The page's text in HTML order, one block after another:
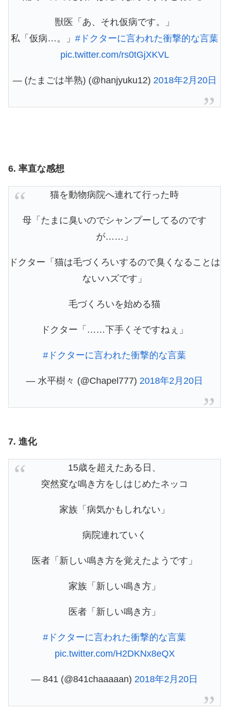
獣医「あ、それ仮病です。」
私「仮病…。」 #ドクターに言われた衝撃的な言葉
pic.twitter.com/rs0tGjXKVL
— (たまごは半熟) (@hanjyuku12) 2018年2月20日
6. 率直な感想
猫を動物病院へ連れて行った時
母「たまに臭いのでシャンプーしてるのです
が……」
ドクター「猫は毛づくろいするので臭くなることは
ないハズです」
毛づくろいを始める猫
ドクター「……下手くそですねぇ」
#ドクターに言われた衝撃的な言葉
— 水平樹々 (@Chapel777) 2018年2月20日
7. 進化
15歳を超えたある日、
突然変な鳴き方をしはじめたネッコ
家族「病気かもしれない」
病院連れていく
医者「新しい鳴き方を覚えたようです」
家族「新しい鳴き方」
医者「新しい鳴き方」
#ドクターに言われた衝撃的な言葉
pic.twitter.com/H2DKNx8eQX
— 841 (@841chaaaaan) 2018年2月20日